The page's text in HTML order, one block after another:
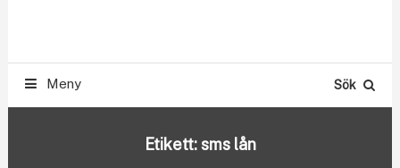
Content
Meny Sök
Etikett:sms lån